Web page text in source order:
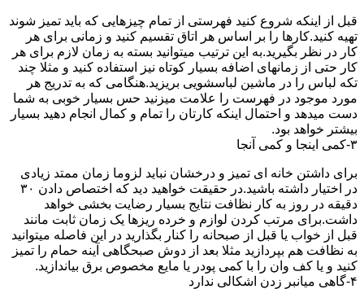
قبل از اینکه شروع کنید فهرستی از تمام چیزهایی که باید تمیز شوند
تهیه کنید.کارها را بر اساس هر اتاق تقسیم کنید و زمانی برای هر
کار در نظر بگیرید.به این ترتیب میتوانید بسته به زمان لازم برای هر
کار حتی از زمانهای اضافه بسیار کوتاه نیز استفاده کنید و مثلا چند
تکه لباس را در ماشین لباسشویی بریزید.هنگامی که به تدریج هر
مورد موجود در فهرست را علامت میزنید حس بسیار خوبی به شما
دست میدهد و احتمال اینکه کارتان را تمام و کمال انجام دهید بسیار
بیشتر خواهد بود.
۳-کمی اینجا و کمی آنجا
برای داشتن خانه ای تمیز و درخشان نباید لزوما زمان ممتد زیادی
در اختیار داشته باشید.در حقیقت خواهید دید که اختصاص دادن ۳۰
دقیقه در روز به کار نظافت نتایج بسیار رضایت بخشی خواهد
داشت.برای مرتب کردن لوازم و خرده ریزها یک زمان ثابت مانند
قبل از خواب یا قبل از صبحانه را کنار بگذارید در این فاصله میتوانید
به نظافت هم بپردازید مثلا بعد از دوش صبحگاهی آینه حمام را تمیز
کنید و یا کف وان را با کمی پودر یا مایع مخصوص برق بیاندازید.
۴-گاهی میانبر زدن اشکالی ندارد